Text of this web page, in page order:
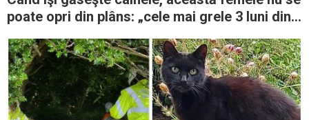
poate opri din plâns: „cele mai grele 3 luni din